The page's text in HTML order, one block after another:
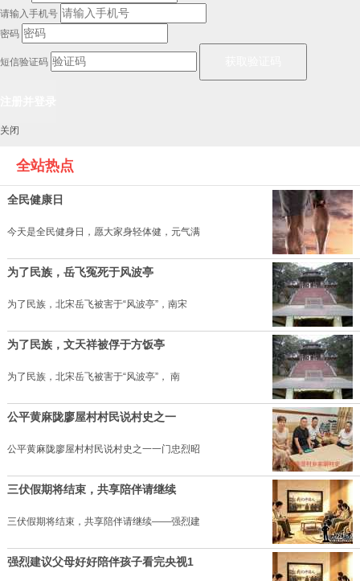
请输入手机号
密码
短信验证码
关闭
全站热点
全民健康日
今天是全民健身日，愿大家身轻体健，元气满
为了民族，岳飞冤死于风波亭
为了民族，北宋岳飞被害于“风波亭”，南宋
为了民族，文天祥被俘于方饭亭
为了民族，北宋岳飞被害于“风波亭”， 南
公平黄麻陇廖屋村村民说村史之一
公平黄麻陇廖屋村村民说村史之一一门忠烈昭
三伏假期将结束，共享陪伴请继续
三伏假期将结束，共享陪伴请继续——强烈建
强烈建议父母好好陪伴孩子看完央视1